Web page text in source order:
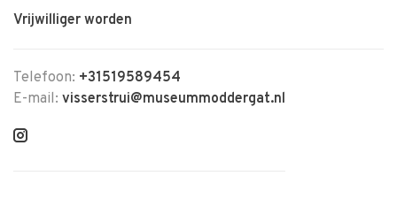
Vrijwilliger worden
Telefoon: +31519589454
E-mail: visserstrui@museummoddergat.nl